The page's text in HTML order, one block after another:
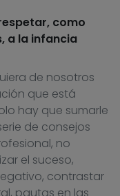
como
a la infancia
de nosotros
que está
hay que sumarle
de consejos
no
el suceso,
contrastar
pautas en las